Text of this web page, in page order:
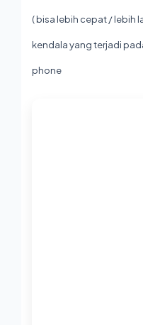
( bisa lebih cepat / lebih
kendala yang terjadi
phone